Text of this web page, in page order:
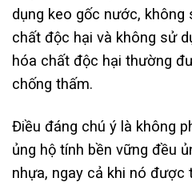
dụng keo gốc nước, không
chất độc hại và không sử
hóa chất độc hại thường
chống thấm.
Điều đáng chú ý là không
ủng hộ tính bền vững đều
nhựa, ngay cả khi nó được